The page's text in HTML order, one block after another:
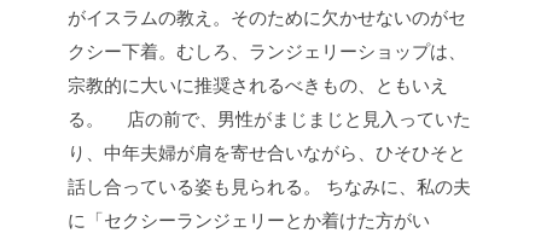
がイスラムの教え。そのために欠かせないのがセ
クシー下着。むしろ、ランジェリーショップは、
宗教的に大いに推奨されるべきもの、ともいえ
る。
店の前で、男性がまじまじと見入っていた
り、中年夫婦が肩を寄せ合いながら、ひそひそと
話し合っている姿も見られる。
ちなみに、私の夫
に「セクシーランジェリーとか着けた方がい